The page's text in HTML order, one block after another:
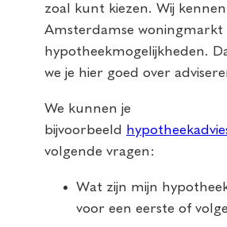
zoal kunt kiezen. Wij
Amsterdamse woningmarkt
hypotheekmogelijkheden.
we je hier goed over
We kunnen je
bijvoorbeeld
volgende vragen:
Wat zijn mijn
voor een eerste of